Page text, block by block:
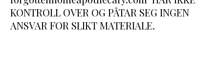
KONTROLL OVER OG PÅTAR SEG INGEN
ANSVAR FOR SLIKT MATERIALE.